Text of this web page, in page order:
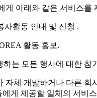
게 아래와 같은 서비스를
사활동 안내 및 신청 .
활동 홍보.
하는 모든 행사에 대한 참
자체 개발하거나 다른 회
게 제공할 일체의 서비